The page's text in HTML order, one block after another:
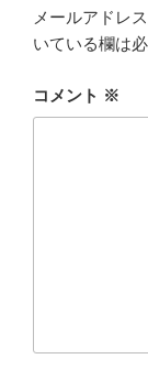
メールアドレ
いている欄は
コメント ※